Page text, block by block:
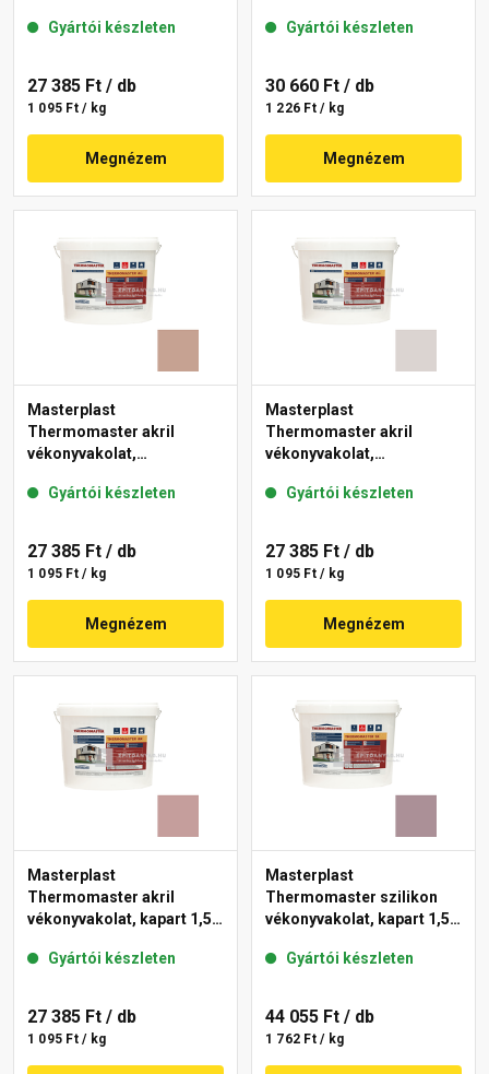
Gyártói készleten
27 385 Ft / db
1 095 Ft / kg
Megnézem
Gyártói készleten
30 660 Ft / db
1 226 Ft / kg
Megnézem
Masterplast
Thermomaster akril
vékonyvakolat,
13-C 25 kg
Gyártói készleten
27 385 Ft / db
1 095 Ft / kg
Megnézem
Masterplast
Thermomaster akril
vékonyvakolat,
49-E 25 kg
Gyártói készleten
27 385 Ft / db
1 095 Ft / kg
Megnézem
Masterplast
Thermomaster akril
vékonyvakolat, kapart 1,5
Gyártói készleten
27 385 Ft / db
1 095 Ft / kg
Masterplast
Thermomaster szilikon
vékonyvakolat, kapart 1,5
Gyártói készleten
44 055 Ft / db
1 762 Ft / kg